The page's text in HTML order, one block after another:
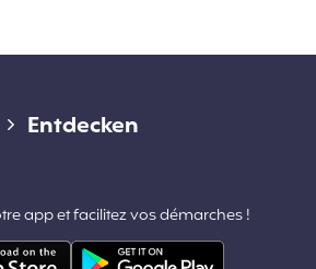
Entdecken
& Partnerschaften
app et facilitez vos démarches !